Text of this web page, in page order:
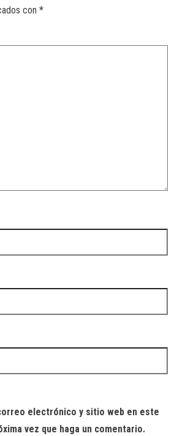
con *
electrónico y sitio web en este
vez que haga un comentario.